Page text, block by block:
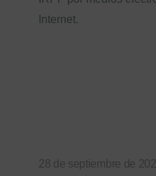
Internet.
28 de septiembre de